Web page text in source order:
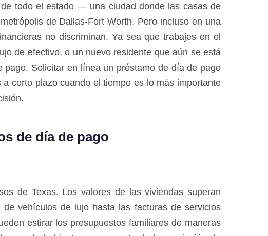
todo el estado — una ciudad donde las casas de
de Dallas-Fort Worth. Pero incluso en una
no discriminan. Ya sea que trabajes en el
de efectivo, o un nuevo residente que aún se está
Solicitar en línea un préstamo de día de pago
corto plazo cuando el tiempo es lo más importante
de día de pago
de Texas. Los valores de las viviendas superan
vehículos de lujo hasta las facturas de servicios
estirar los presupuestos familiares de maneras